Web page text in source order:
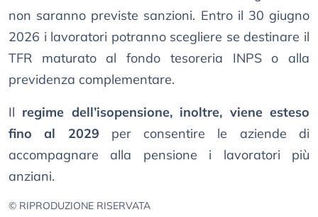
non saranno previste sanzioni. Entro il 30 giugno
2026 i lavoratori potranno scegliere se destinare il
TFR maturato al fondo tesoreria INPS o alla
previdenza complementare.
Il regime dell’isopensione, inoltre, viene esteso
fino al 2029 per consentire le aziende di
accompagnare alla pensione i lavoratori più
anziani.
© RIPRODUZIONE RISERVATA